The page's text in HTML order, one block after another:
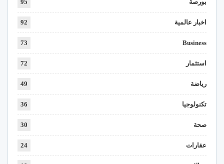
بورصة 95
اخبار عالمية 92
Business
73
استثمار 72
رياضة 49
تكنولوجيا 36
صحة 30
عقارات 24